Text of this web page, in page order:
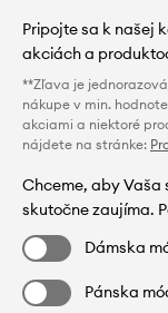
Pripojte sa k našej
akciách a
**Zľava je
nákupe v min.
akciami a niektoré
nájdete na stránke:
Chceme, aby Vaša
skutočne zaujíma.
Dámska
Pánska